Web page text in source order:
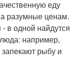
еду
разумные ценам.
в одной найдутся
например,
запекают рыбу и